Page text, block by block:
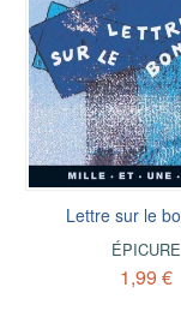
Lettre sur le
ÉPICURE
1,99 €